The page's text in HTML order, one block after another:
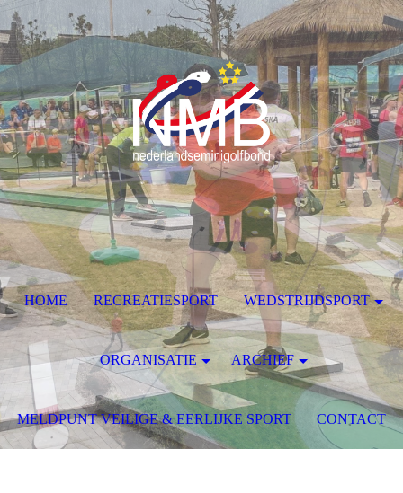
HOME RECREATIESPORT WEDSTRIJDSPORT
ORGANISATIE ARCHIEF
MELDPUNT VEILIGE & EERLIJKE SPORT CONTACT